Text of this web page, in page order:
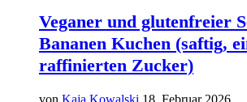
Veganer und glutenfreier
Bananen Kuchen (saftig,
raffinierten Zucker)
von Kaja Kowalski 18. Februar 2026